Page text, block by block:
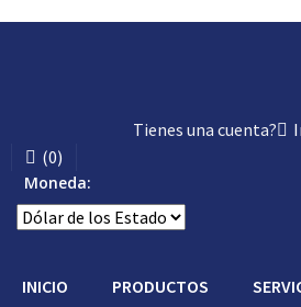
Tienes una cuenta?
(0)
Moneda:
INICIO PRODUCTOS